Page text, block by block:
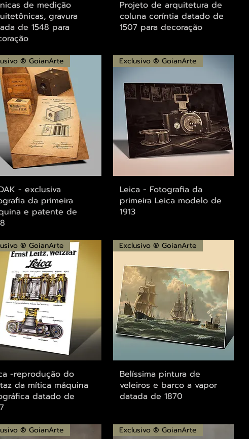
Visualização rápida
de medição
gravura
de 1548 para
Visualização rápida
Projeto de arquitetura de
coluna coríntia datado de
1507 para decoração
Visualização rápida
® GoianArte
- exclusiva
da primeira
e patente de
Visualização rápida
Exclusivo ® GoianArte
Leica - Fotografia da
primeira Leica modelo de
1913
Visualização rápida
® GoianArte
-reprodução do
da mítica máquina
datado de
Visualização rápida
Exclusivo ® GoianArte
Belíssima pintura de
veleiros e barco a vapor
datada de 1870
® GoianArte Exclusivo ® GoianArte